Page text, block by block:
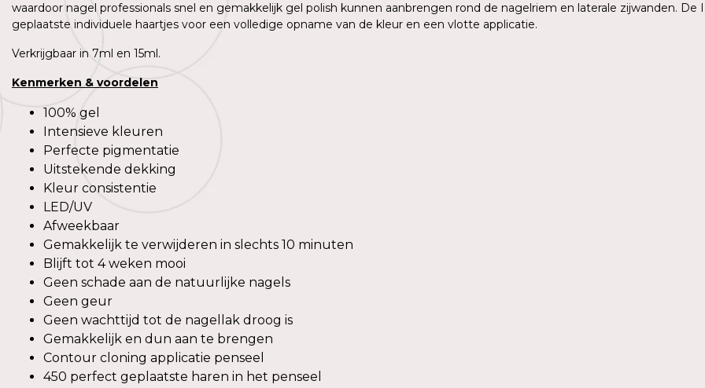
waardoor nagel professionals snel en gemakkelijk gel polish kunnen aanbrengen rond de nagelriem en laterale zijwanden.
geplaatste individuele haartjes voor een volledige opname van de kleur en een vlotte applicatie.
Verkrijgbaar in 7ml en 15ml.
Kenmerken & voordelen
100% gel
Intensieve kleuren
Perfecte pigmentatie
Uitstekende dekking
Kleur consistentie
LED/UV
Afweekbaar
Gemakkelijk te verwijderen in slechts 10 minuten
Blijft tot 4 weken mooi
Geen schade aan de natuurlijke nagels
Geen geur
Geen wachttijd tot de nagellak droog is
Gemakkelijk en dun aan te brengen
Contour cloning applicatie penseel
450 perfect geplaatste haren in het penseel